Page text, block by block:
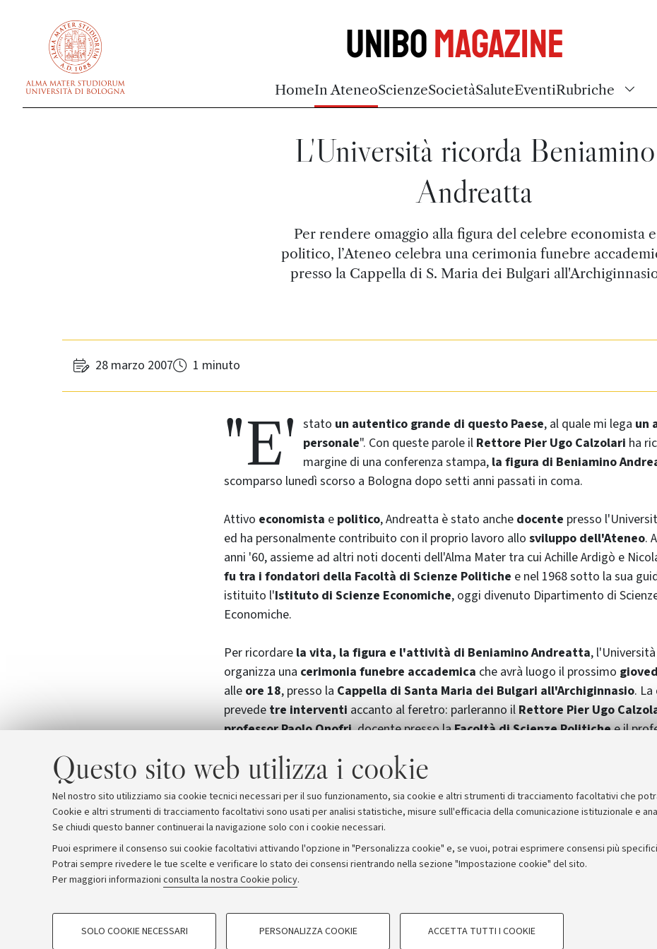
Questo sito web utilizza i cookie
Nel nostro sito utilizziamo sia cookie tecnici necessari per il suo funzionamento, sia cookie e altri strumenti di tracciamento facoltativi che
Cookie e altri strumenti di tracciamento facoltativi sono usati per analisi statistiche, misure sull'efficacia della comunicazione istituzionale e
Se chiudi questo banner continuerai la navigazione solo con i cookie necessari.
Puoi esprimere il consenso sui cookie facoltativi attivando l'opzione in "Personalizza cookie" e, se vuoi, potrai esprimere consensi più
Potrai sempre rivedere le tue scelte e verificare lo stato dei consensi rientrando nella sezione "Impostazione cookie" del sito.
Per maggiori informazioni consulta la nostra Cookie policy.
COOKIE DI PROFILAZIONE - FACOLTATIVI COOKIE TECNICI - NECESSARI
SOLO COOKIE NECESSARI PERSONALIZZA COOKIE ACCETTA TUTTI I COOKIE
UniboMagazine
HomeIn AteneoScienzeSocietàSaluteEventiRubriche
L'Università ricorda Beniamino
Andreatta
Per rendere omaggio alla figura del celebre economista e
politico, l’Ateneo celebra una cerimonia funebre
presso la Cappella di S. Maria dei Bulgari
28 marzo 2007 1 minuto
"E' stato un autentico grande di questo Paese, al quale mi lega un
personale". Con queste parole il Rettore Pier Ugo Calzolari ha
margine di una conferenza stampa, la figura di Beniamino
scomparso lunedì scorso a Bologna dopo setti anni passati in coma.
Attivo economista e politico, Andreatta è stato anche docente presso
ed ha personalmente contribuito con il proprio lavoro allo sviluppo dell'Ateneo.
anni '60, assieme ad altri noti docenti dell'Alma Mater tra cui Achille Ardigò e
fu tra i fondatori della Facoltà di Scienze Politiche e nel 1968 sotto la sua
istituito l'Istituto di Scienze Economiche, oggi divenuto Dipartimento di
Economiche.
Per ricordare la vita, la figura e l'attività di Beniamino Andreatta,
organizza una cerimonia funebre accademica che avrà luogo il prossimo
alle ore 18, presso la Cappella di Santa Maria dei Bulgari all'Archiginnasio.
prevede tre interventi accanto al feretro: parleranno il Rettore Pier Ugo
professor Paolo Onofri, docente presso laFacoltà di Scienze Politichee il
scomparso . In precedenza, alleore 16,30
Archivio Comunicati stampa Redazione Rassegna stampa
© Copyright 2026 - ALMA MATER STUDIORUM - Università di Bologna - Via Zamboni, 33 - 40126 Bologna - PI: